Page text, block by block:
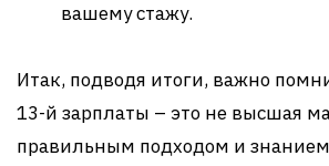
вашему стажу.
Итак, подводя итоги, важно
13-й зарплаты – это не высшая
правильным подходом и